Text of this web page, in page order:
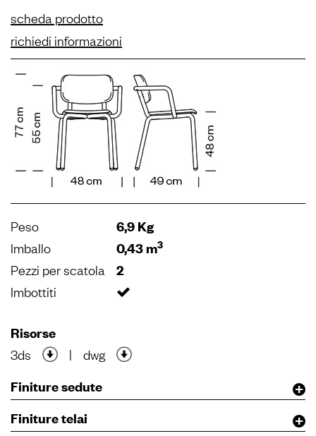
scheda prodotto
richiedi informazioni
Peso 6,9 Kg
Imballo 0,43 m3
Pezzi per scatola 2
Imbottiti
Risorse
3ds | dwg
Finiture sedute
Finiture telai